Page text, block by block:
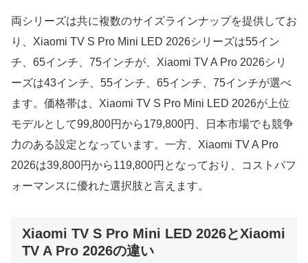
両シリーズは共に複数のサイズラインナップを提供してお
り、Xiaomi TV S Pro Mini LED 2026シリーズは55イン
チ、65インチ、75インチが、Xiaomi TV A Pro 2026シリ
ーズは43インチ、55インチ、65インチ、75インチが選べ
ます。価格帯は、Xiaomi TV S Pro Mini LED 2026が上位
モデルとして99,800円から179,800円、日本市場でも競争
力のある設定となっています。一方、Xiaomi TV A Pro
2026は39,800円から119,800円となっており、コストパフ
ォーマンスに優れた選択肢と言えます。
Xiaomi TV S Pro Mini LED 2026とXiaomi
TV A Pro 2026の違い